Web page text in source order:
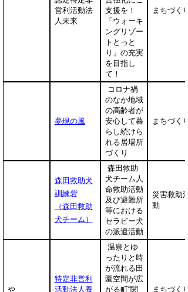
営利活動法
人未来
支援を！
「ウォーキ
ングリゾー
トとっと
り」の充実
を目指し
て！
まちづくり
夢現の風
コロナ禍
のなか地域
の高齢者が
安心して暮
らし続けら
れる居場所
づくり
まちづくり
森田救助犬
訓練砦
（森田救助
犬チーム）
森田救助
犬チーム人
命救助活動
及び避難所
等における
セラピー犬
の派遣活動
災害救助活
動
や
特定非営利
活動法人養
温泉とゆ
ったりと時
が流れる田
園空間が広
がる町“関
まちづくり